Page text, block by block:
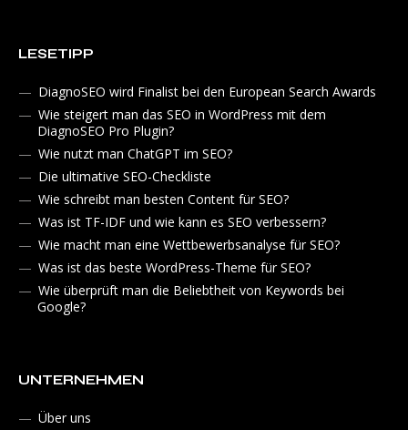
LESETIPP
DiagnoSEO wird Finalist bei den European Search Awards
Wie steigert man das SEO in WordPress mit dem
DiagnoSEO Pro Plugin?
Wie nutzt man ChatGPT im SEO?
Die ultimative SEO-Checkliste
Wie schreibt man besten Content für SEO?
Was ist TF-IDF und wie kann es SEO verbessern?
Wie macht man eine Wettbewerbsanalyse für SEO?
Was ist das beste WordPress-Theme für SEO?
Wie überprüft man die Beliebtheit von Keywords bei
Google?
UNTERNEHMEN
Über uns